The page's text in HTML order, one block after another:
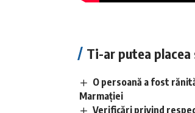
Ti-ar putea placea
O persoană a fost
Marmației
Verificări privind